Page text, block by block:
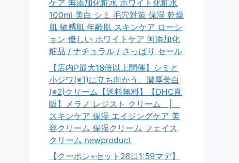
ケア 無添加化粧水 ホワイト化粧水
100ml 美白 シミ 毛穴対策 保湿 乾燥
肌 敏感肌 年齢肌 スキンケア ローシ
ョン 優しい ホワイトケア 無添加化
粧品 / ナチュラル / さっぱり セール
【店内P最大18倍以上開催】シミと
小ジワ(※1)に立ち向かう、濃厚美白
(※2)クリーム【送料無料】【DHC直
販】メラノ レジスト クリーム |
スキンケア 保湿 エイジングケア 美
容クリーム 保湿クリーム フェイス
クリーム newproduct
【クーポン+セット26日1:59マデ】